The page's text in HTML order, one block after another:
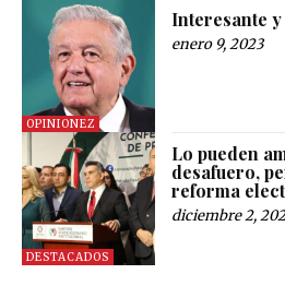
OPINIONEZ
Interesante
enero 9, 2023
DESTACADOS
Lo pueden
desafuero,
reforma
diciembre 2,